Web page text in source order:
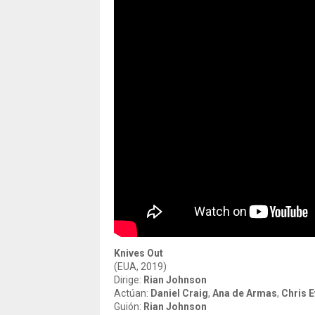
Knives Out
(EUA, 2019)
Dirige: Rian Johnson
Actúan: Daniel Craig, Ana de Armas, Chris
Guión: Rian Johnson